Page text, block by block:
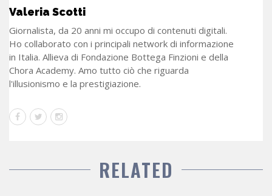
Valeria Scotti
Giornalista, da 20 anni mi occupo di contenuti digitali.
Ho collaborato con i principali network di informazione
in Italia. Allieva di Fondazione Bottega Finzioni e della
Chora Academy. Amo tutto ciò che riguarda
l'illusionismo e la prestigiazione.
RELATED